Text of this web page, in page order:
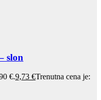
slon
€.9,73 €Trenutna cena je: